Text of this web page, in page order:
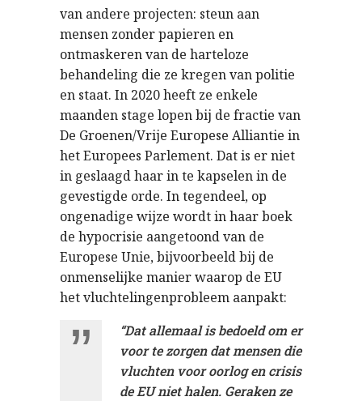
van andere projecten: steun aan
mensen zonder papieren en
ontmaskeren van de harteloze
behandeling die ze kregen van politie
en staat. In 2020 heeft ze enkele
maanden stage lopen bij de fractie van
De Groenen/Vrije Europese Alliantie in
het Europees Parlement. Dat is er niet
in geslaagd haar in te kapselen in de
gevestigde orde. In tegendeel, op
ongenadige wijze wordt in haar boek
de hypocrisie aangetoond van de
Europese Unie, bijvoorbeeld bij de
onmenselijke manier waarop de EU
het vluchtelingenprobleem aanpakt:
“Dat allemaal is bedoeld om er
voor te zorgen dat mensen die
vluchten voor oorlog en crisis
de EU niet halen. Geraken ze